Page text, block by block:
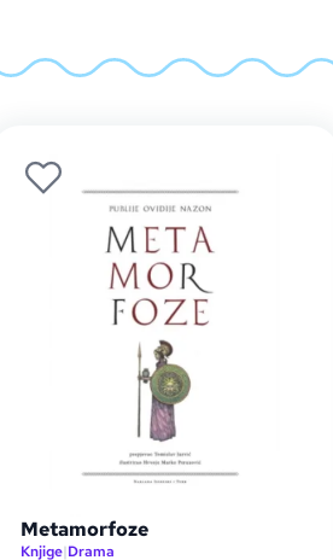
Metamorfoze
Knjige|Drama